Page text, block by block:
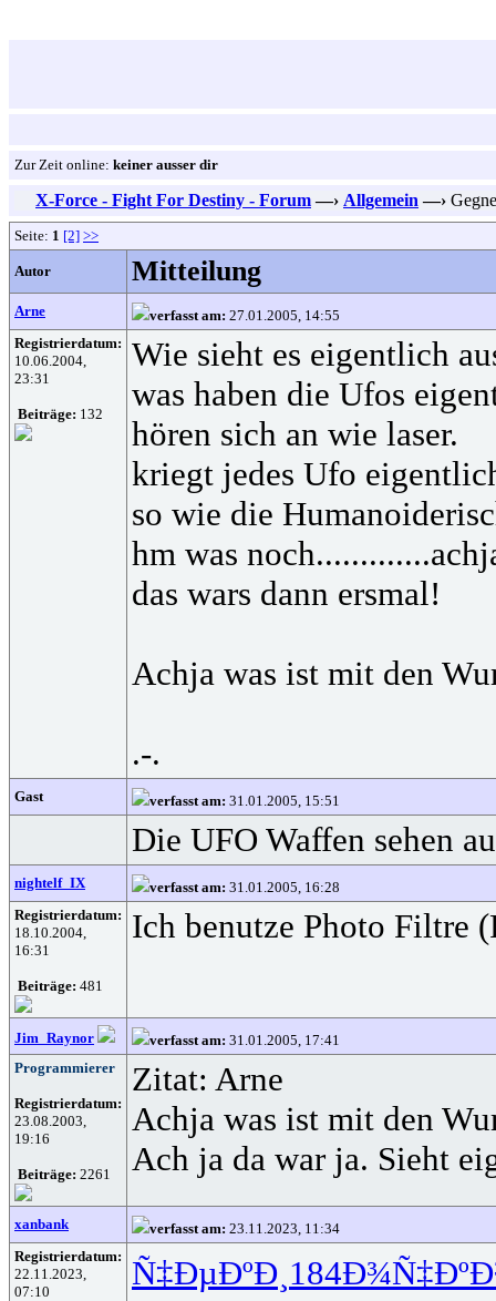
Zur Zeit online: keiner ausser dir
X-Force - Fight For Destiny - Forum —› Allgemein —›
Seite: 1 [2] >>
Autor Mitteilung
Arne verfasst am: 27.01.2005, 14:55
Registrierdatum:
10.06.2004,
23:31
Beiträge: 132
Wie sieht es eigentlich
was haben die Ufos
hören sich an wie laser.
kriegt jedes Ufo
so wie die
hm was
das wars dann ersmal!
Achja was ist mit den
.-.
Gast verfasst am: 31.01.2005, 15:51
Die UFO Waffen sehen
nightelf_IX verfasst am: 31.01.2005, 16:28
Registrierdatum:
18.10.2004,
16:31
Beiträge: 481
Ich benutze Photo Filtre
Jim_Raynor verfasst am: 31.01.2005, 17:41
Programmierer
Registrierdatum:
23.08.2003,
19:16
Beiträge: 2261
Zitat: Arne
Achja was ist mit den
Ach ja da war ja. Sieht
xanbank verfasst am: 23.11.2023, 11:34
Registrierdatum:
22.11.2023,
07:10
Ñ‡ÐµÐºÐ¸ 184